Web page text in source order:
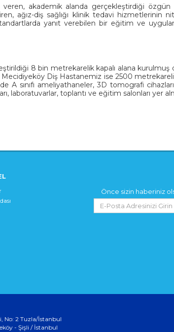
akademik alanda gerçekleştirdiği özgün
ağız-diş sağlığı klinik tedavi hizmetlerinin
yanıt verebilen bir eğitim ve
8 bin metrekarelik kapalı alana kurulmuş
Diş Hastanemiz ise 2500
sınıfı ameliyathaneler, 3D tomografi
laboratuvarlar, toplantı ve eğitim salonları yer
Önce sizin haberiniz
No: 2 Tuzla/İstanbul
- Şişli / İstanbul